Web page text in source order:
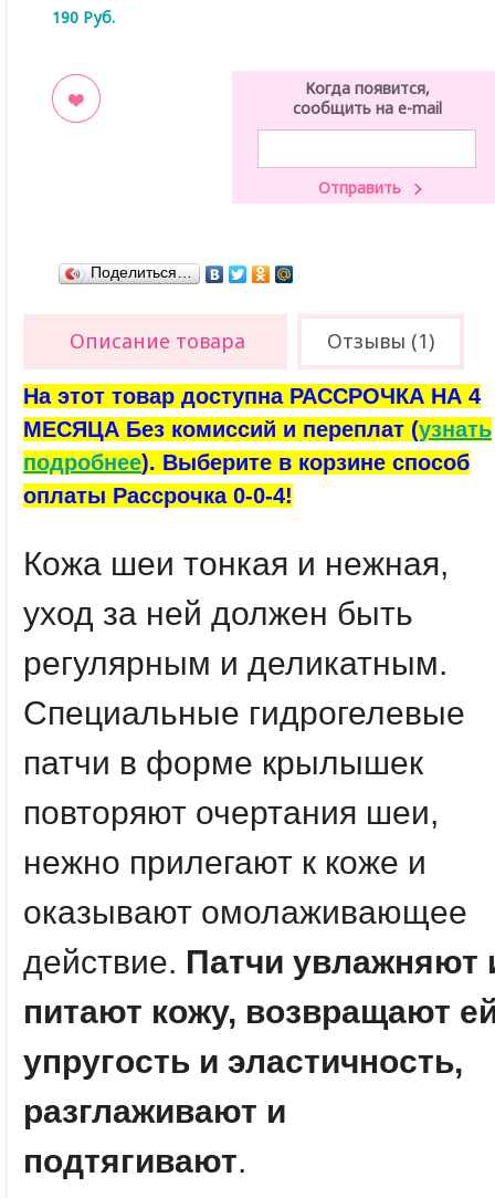
190 Руб.
Когда появится,
сообщить на e-mail
Поделиться…
Описание товара Отзывы (1)
На этот товар доступна РАССРОЧКА НА 4
МЕСЯЦА Без комиссий и переплат (узнать
подробнее). Выберите в корзине способ
оплаты Рассрочка 0-0-4!
Кожа шеи тонкая и нежная,
уход за ней должен быть
регулярным и деликатным.
Специальные гидрогелевые
патчи в форме крылышек
повторяют очертания шеи,
нежно прилегают к коже и
оказывают омолаживающее
действие. Патчи увлажняют
питают кожу, возвращают
упругость и эластичность,
разглаживают и
подтягивают.